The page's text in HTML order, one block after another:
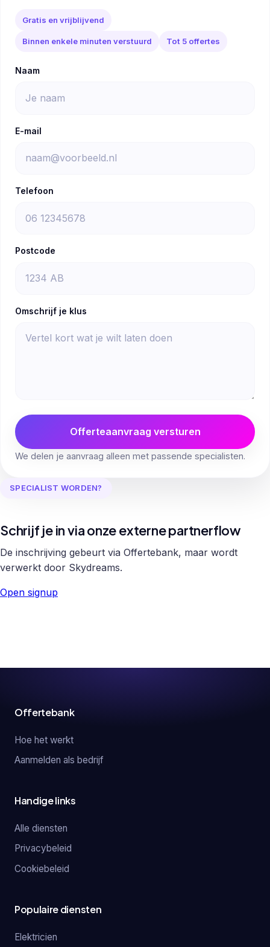
Gratis en vrijblijvend
Binnen enkele minuten verstuurd Tot 5 offertes
Naam
E-mail
Telefoon
Postcode
Omschrijf je klus
Offerteaanvraag versturen
We delen je aanvraag alleen met passende specialisten.
SPECIALIST WORDEN?
Schrijf je in via onze externe partnerflow
De inschrijving gebeurt via Offertebank, maar wordt
verwerkt door Skydreams.
Open signup
Offertebank
Hoe het werkt
Aanmelden als bedrijf
Handige links
Alle diensten
Privacybeleid
Cookiebeleid
Populaire diensten
Elektricien